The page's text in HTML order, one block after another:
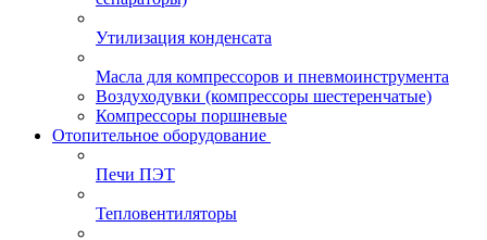
Утилизация конденсата
Масла для компрессоров и пневмоинструмента
Воздуходувки (компрессоры шестеренчатые)
Компрессоры поршневые
Отопительное оборудование
Печи ПЭТ
Тепловентиляторы